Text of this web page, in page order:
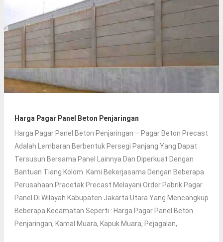
Harga Pagar Panel Beton Penjaringan
Harga Pagar Panel Beton Penjaringan – Pagar Beton Precast
Adalah Lembaran Berbentuk Persegi Panjang Yang Dapat
Tersusun Bersama Panel Lainnya Dan Diperkuat Dengan
Bantuan Tiang Kolom. Kami Bekerjasama Dengan Beberapa
Perusahaan Pracetak Precast Melayani Order Pabrik Pagar
Panel Di Wilayah Kabupaten Jakarta Utara Yang Mencangkup
Beberapa Kecamatan Seperti : Harga Pagar Panel Beton
Penjaringan, Kamal Muara, Kapuk Muara, Pejagalan,